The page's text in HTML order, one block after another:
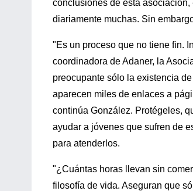
conclusiones de esta
diariamente muchas. Sin
"Es un proceso que no tiene fin.
coordinadora de Adaner, la
preocupante sólo la existencia
aparecen miles de enlaces a
continúa González. Protégeles,
ayudar a jóvenes que sufren de
para atenderlos.
"¿Cuántas horas llevan sin
filosofía de vida. Aseguran que